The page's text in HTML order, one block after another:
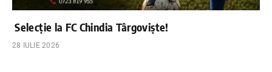
Selecție la FC Chindia Târgoviște!
28 IULIE 2026